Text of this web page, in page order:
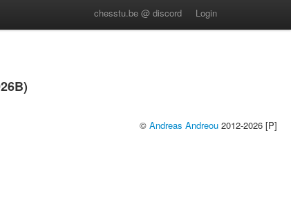
chesstu.be @ discord Login
© Andreas Andreou 2012-2026 [P]